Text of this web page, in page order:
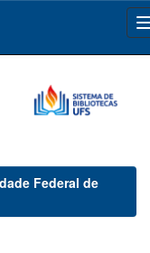
Federal de